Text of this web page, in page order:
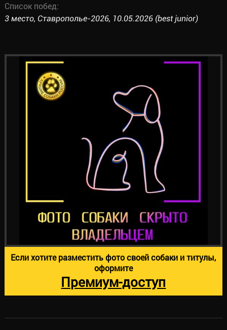
Список побед:
3 место, Ставрополье-2026, 10.05.2026 (best junior)
Если хотите разместить фото своей собаки и титулы,
оформите
Премиум-доступ